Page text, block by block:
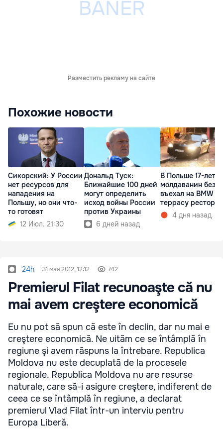
Разместить рекламу на сайте
Похожие новости
Сикорский: У России
нет ресурсов для
нападения на
Польшу, но они что-
то готовят
12 Июл. 21:30
Дональд Туск:
Ближайшие 100 дней
могут определить
исход войны России
против Украины
6 дней назад
В Польше 17-
молдаванин без
въехал на BMW в
террасу
4 дня назад
24h 31 мая 2012, 12:12 742
Premierul Filat recunoaşte că nu
mai avem creştere economică
Eu nu pot să spun că este în declin, dar nu mai e
creştere economică. Ne uităm ce se întâmplă în
regiune şi avem răspuns la întrebare. Republica
Moldova nu este decuplată de la procesele
regionale. Republica Moldova nu are resurse
naturale, care să-i asigure creştere, indiferent de
ceea ce se întâmplă în regiune, a declarat
premierul Vlad Filat într-un interviu pentru
Europa Liberă.